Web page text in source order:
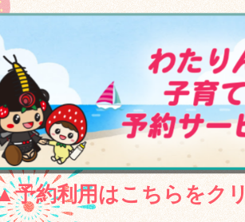
予約利用はこちらをク